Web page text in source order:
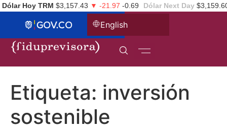
Dólar Hoy TRM $3,157.43 ▼ -21.97 -0.69 Dólar Next Day
English
Etiqueta: inversión
sostenible